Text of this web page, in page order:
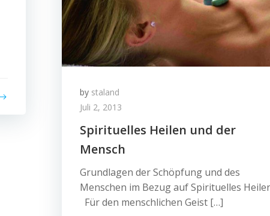
by staland
Juli 2, 2013
Spirituelles Heilen und der
Mensch
Grundlagen der Schöpfung und des
Menschen im Bezug auf Spirituelles
Für den menschlichen Geist […]